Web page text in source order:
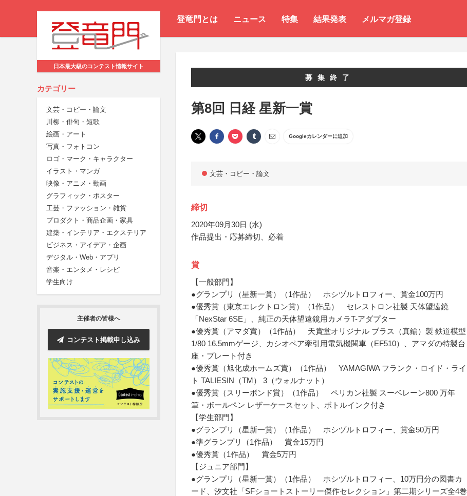
登竜門とは ニュース 特集 結果発表 メルマガ登録
日本最大級のコンテスト情報サイト
カテゴリー
文芸・コピー・論文
川柳・俳句・短歌
絵画・アート
写真・フォトコン
ロゴ・マーク・キャラクター
イラスト・マンガ
映像・アニメ・動画
グラフィック・ポスター
工芸・ファッション・雑貨
プロダクト・商品企画・家具
建築・インテリア・エクステリア
ビジネス・アイデア・企画
デジタル・Web・アプリ
音楽・エンタメ・レシピ
学生向け
主催者の皆様へ
コンテスト掲載申し込み
募集終了
第8回 日経 星新一賞
Googleカレンダーに追加
文芸・コピー・論文
締切
2020年09月30日 (水)
作品提出・応募締切、必着
賞
【一般部門】
●グランプリ（星新一賞）（1作品） ホシヅルトロフィー、賞金100万円
●優秀賞（東京エレクトロン賞）（1作品） セレストロン社製 天体望遠鏡
「NexStar 6SE」、純正の天体望遠鏡用カメラT-アダプター
●優秀賞（アマダ賞）（1作品） 天賞堂オリジナル ブラス（真鍮）製 鉄道模型
1/80 16.5mmゲージ、カシオペア牽引用電気機関車（EF510）、アマダの特製台
座・プレート付き
●優秀賞（旭化成ホームズ賞）（1作品） YAMAGIWA フランク・ロイド・ライ
ト TALIESIN（TM） 3（ウォルナット）
●優秀賞（スリーボンド賞）（1作品） ペリカン社製 スーベレーン800 万年
筆・ボールペン レザーケースセット、ボトルインク付き
【学生部門】
●グランプリ（星新一賞）（1作品） ホシヅルトロフィー、賞金50万円
●準グランプリ（1作品） 賞金15万円
●優秀賞（1作品） 賞金5万円
【ジュニア部門】
●グランプリ（星新一賞）（1作品） ホシヅルトロフィー、10万円分の図書カ
ード、汐文社「SFショートストーリー傑作セレクション」第二期シリーズ全4巻